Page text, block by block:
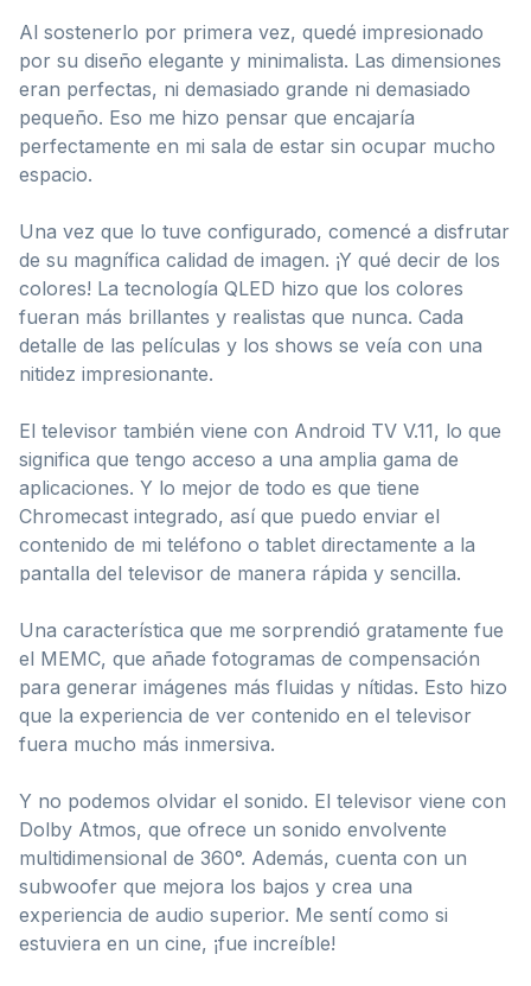
Al sostenerlo por primera vez, quedé impresionado
por su diseño elegante y minimalista. Las dimensiones
eran perfectas, ni demasiado grande ni demasiado
pequeño. Eso me hizo pensar que encajaría
perfectamente en mi sala de estar sin ocupar mucho
espacio.
Una vez que lo tuve configurado, comencé a disfrutar
de su magnífica calidad de imagen. ¡Y qué decir de los
colores! La tecnología QLED hizo que los colores
fueran más brillantes y realistas que nunca. Cada
detalle de las películas y los shows se veía con una
nitidez impresionante.
El televisor también viene con Android TV V.11, lo que
significa que tengo acceso a una amplia gama de
aplicaciones. Y lo mejor de todo es que tiene
Chromecast integrado, así que puedo enviar el
contenido de mi teléfono o tablet directamente a la
pantalla del televisor de manera rápida y sencilla.
Una característica que me sorprendió gratamente fue
el MEMC, que añade fotogramas de compensación
para generar imágenes más fluidas y nítidas. Esto hizo
que la experiencia de ver contenido en el televisor
fuera mucho más inmersiva.
Y no podemos olvidar el sonido. El televisor viene con
Dolby Atmos, que ofrece un sonido envolvente
multidimensional de 360°. Además, cuenta con un
subwoofer que mejora los bajos y crea una
experiencia de audio superior. Me sentí como si
estuviera en un cine, ¡fue increíble!